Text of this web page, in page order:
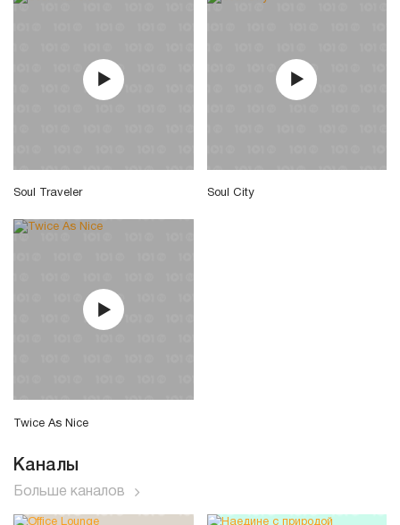
Soul Traveler Soul City
Twice As Nice
Каналы
Больше каналов